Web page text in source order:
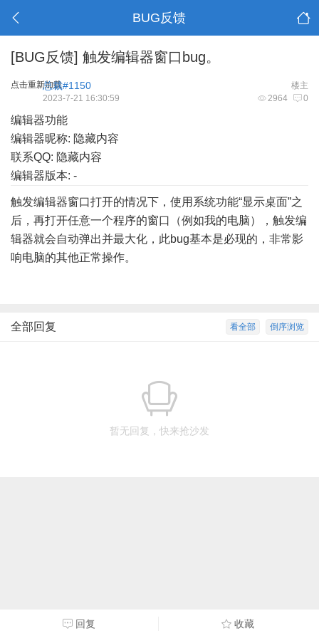
BUG反馈
[BUG反馈] 触发编辑器窗口bug。
点击重新加载 楼主
总裁#1150
2964 0
2023-7-21 16:30:59
编辑器功能
编辑器昵称: 隐藏内容
联系QQ: 隐藏内容
编辑器版本: -
触发编辑器窗口打开的情况下，使用系统功能“显示桌面”之
后，再打开任意一个程序的窗口（例如我的电脑），触发编
辑器就会自动弹出并最大化，此bug基本是必现的，非常影
响电脑的其他正常操作。
倒序浏览
看全部
全部回复
暂无回复，快来抢沙发
回复 收藏